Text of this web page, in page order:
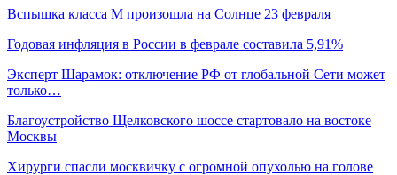
Вспышка класса М произошла на Солнце 23 февраля
Годовая инфляция в России в феврале составила 5,91%
Эксперт Шарамок: отключение РФ от глобальной Сети может
только…
Благоустройство Щелковского шоссе стартовало на востоке
Москвы
Хирурги спасли москвичку с огромной опухолью на голове